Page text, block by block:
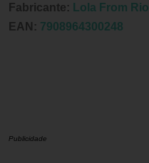
Fabricante: Lola From Rio
EAN: 7908964300248
Publicidade